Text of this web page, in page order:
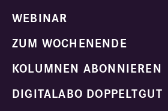
WEBINAR
ZUM WOCHENENDE
KOLUMNEN ABONNIEREN
DIGITALABO DOPPELTGUT